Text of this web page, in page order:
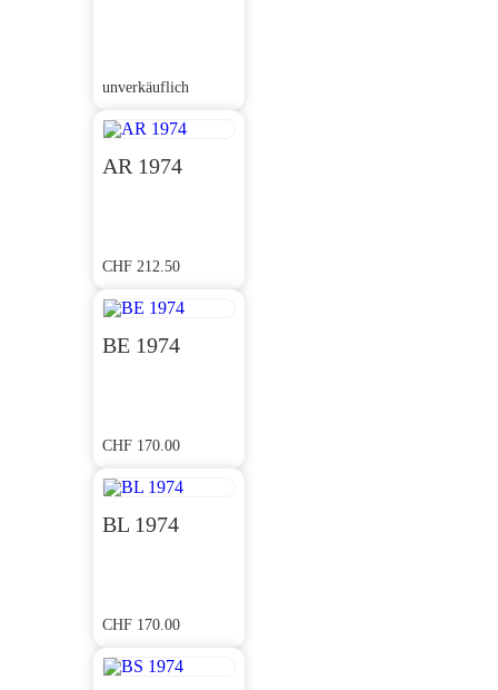
unverkäuflich
AR 1974
CHF 212.50
BE 1974
CHF 170.00
BL 1974
CHF 170.00